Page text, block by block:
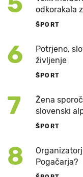
odkorakala
ŠPORT
6
Potrjeno,
življenje
ŠPORT
7
Žena
slovenski
ŠPORT
8
Pogačarja?